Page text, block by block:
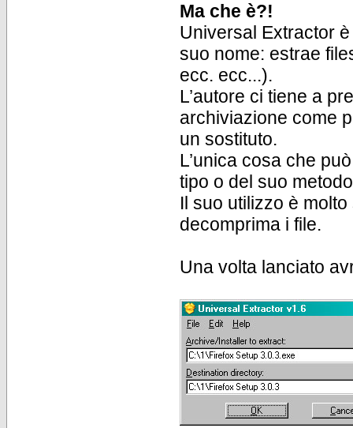
Ma che è?!
Universal Extractor
suo nome: estrae
ecc. ecc...).
L’autore ci tiene a
archiviazione come
un sostituto.
L’unica cosa che
tipo o del suo
Il suo utilizzo è
decomprima i file.
Una volta lanciato